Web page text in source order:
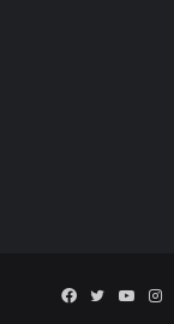
Facebook
Twitter